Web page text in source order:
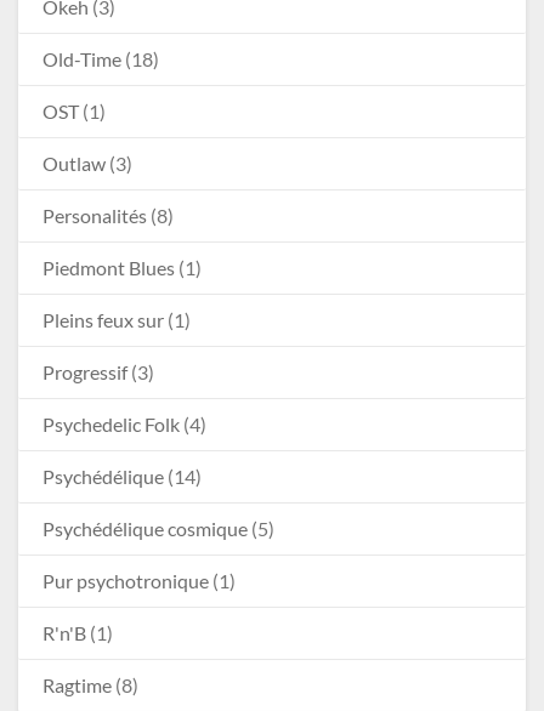
Okeh (3)
Old-Time (18)
OST(1)
Outlaw (3)
Personalités (8)
Piedmont Blues (1)
Pleins feux sur (1)
Progressif(3)
Psychedelic Folk (4)
Psychédélique (14)
Psychédélique cosmique (5)
Pur psychotronique (1)
R'n'B (1)
Ragtime (8)